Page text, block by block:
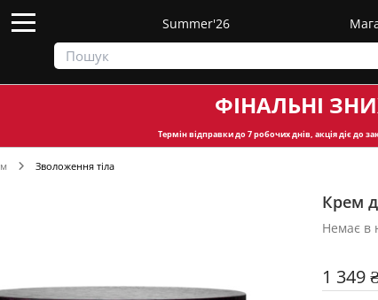
Summer'26
ФІНАЛЬНІ
Термін відправкидо 7 робочих днів, акція діє до
Зволоження тіла
Крем
Немає в
1 349